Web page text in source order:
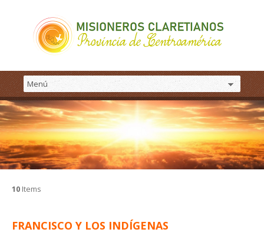
10 Items
FRANCISCO Y LOS INDÍGENAS